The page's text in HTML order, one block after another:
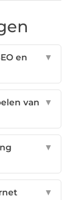
en
▼
van
▼
▼
▼